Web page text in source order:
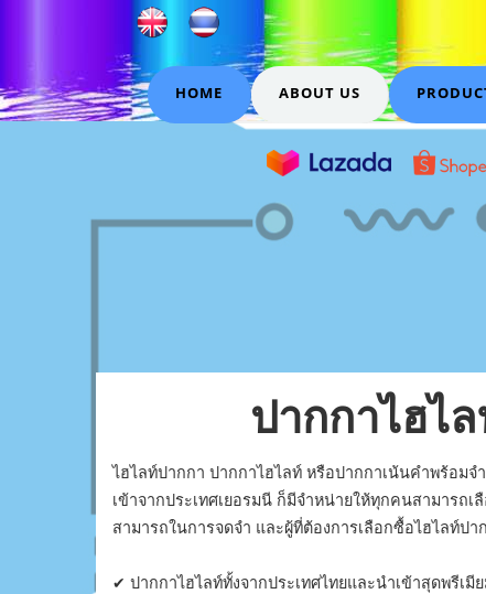
HOME ABOUT US
ปากกาไฮไ
ไฮไลท์ปากกา ปากกาไฮไลท์ หรือปากกาเน้นคำพร้อมจ
เข้าจากประเทศเยอรมนี ก็มีจำหน่ายให้ทุกคนสามารถ
สามารถในการจดจำ และผู้ที่ต้องการเลือกซื้อไฮไลท์
✔ ปากกาไฮไลท์ทั้งจากประเทศไทยและนำเข้าสุดพรีเมี